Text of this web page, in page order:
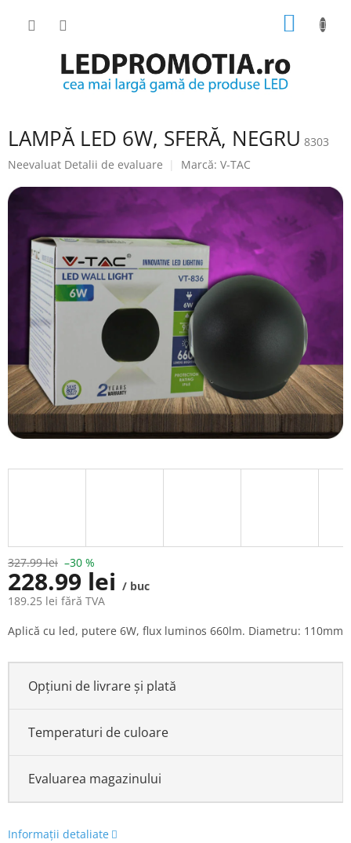
COŞ
LAMPĂ LED 6W, SFERĂ, NEGRU 8303
Evaluarea
a
produsului
stele.
Neevaluat Detalii de evaluare Marcă: V-TAC
327.99 lei –30 %
228.99 lei / buc
189.25 lei fără TVA
Evaluare
preţ:
Aplică cu led, putere 6W, flux luminos 660lm. Diametru: 110mm
Opțiuni de livrare și plată
Temperaturi de culoare
Evaluarea magazinului
Informaţii detaliate